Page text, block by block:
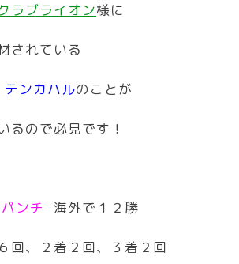
ラブライオン様に
されている
テンカハルのことが
るので必見です！
ンチ 海外で１２勝
、２着２回、３着２回